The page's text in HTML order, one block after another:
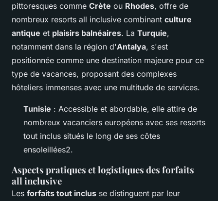
pittoresques comme Crète ou Rhodes, offre de
nombreux resorts all inclusive combinant culture
antique et plaisirs balnéaires. La Turquie,
notamment dans la région d'Antalya, s'est
positionnée comme une destination majeure pour ce
type de vacances, proposant des complexes
hôteliers immenses avec une multitude de services.
Tunisie : Accessible et abordable, elle attire de
nombreux vacanciers européens avec ses resorts
tout inclus situés le long de ses côtes
ensoleillées2.
Aspects pratiques et logistiques des forfaits
all inclusive
Les forfaits tout inclus se distinguent par leur